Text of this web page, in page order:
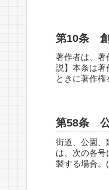
第10条
著作者は、著
説】本条は著
ときに著作
第58条 公
街道、公園、
は、次の各
製する場合。